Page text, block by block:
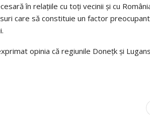
în relaţiile cu toţi vecinii şi cu
care să constituie un factor
opinia că regiunile Doneţk şi